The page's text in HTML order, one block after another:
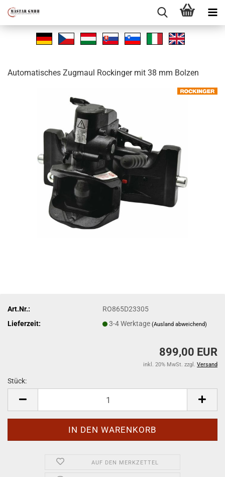
Au­to­ma­ti­sches Zug­maul Ro­ck­in­ger mit 38 mm Bol­zen
Art.Nr.:
RO865D23305
Lieferzeit:
3-4 Werktage(Ausland abweichend)
899,00 EUR
inkl. 20% MwSt. zzgl. Versand
Stück:
AUF DEN MERKZETTEL